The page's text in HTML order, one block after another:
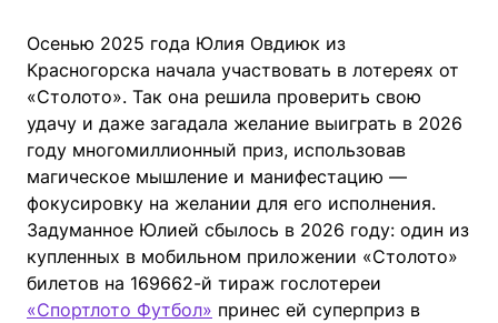
Осенью 2025 года Юлия Овдиюк из
Красногорска начала участвовать в лотереях от
«Столото». Так она решила проверить свою
удачу и даже загадала желание выиграть в 2026
году многомиллионный приз, использовав
магическое мышление и манифестацию —
фокусировку на желании для его исполнения.
Задуманное Юлией сбылось в 2026 году: один из
купленных в мобильном приложении «Столото»
билетов на 169662-й тираж гослотереи
«Спортлото Футбол» принес ей суперприз в